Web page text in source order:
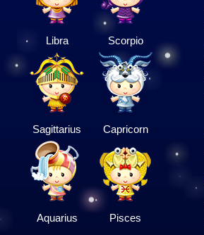
Libra Scorpio
Sagittarius Capricorn
Aquarius Pisces